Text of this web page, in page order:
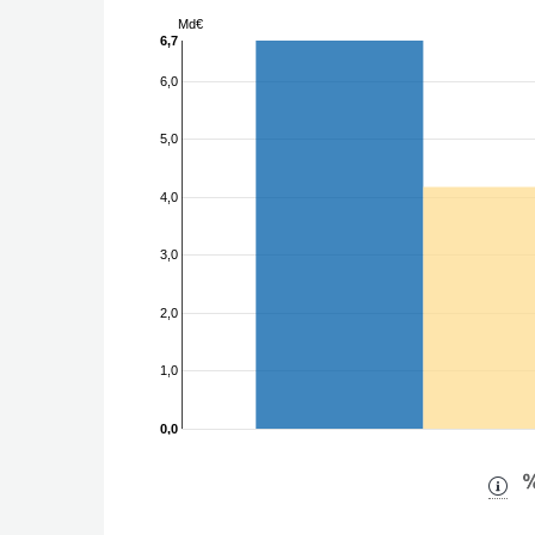
1,0
2,0
3,0
4,0
5,0
6,0
Md€
0,0
6,7